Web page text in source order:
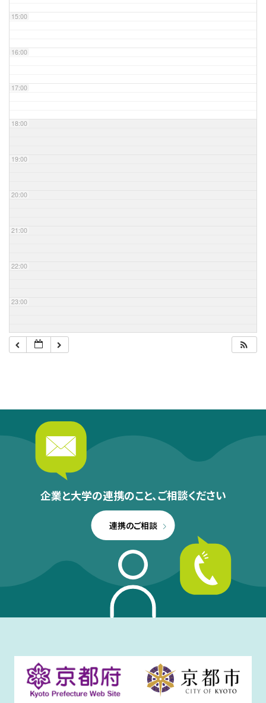
15:00
16:00
17:00
18:00
19:00
20:00
21:00
22:00
23:00
企業と大学の連携のこと、ご相談ください
連携のご相談